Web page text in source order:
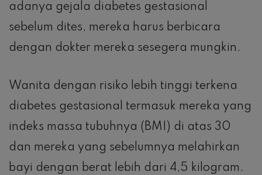
adanya gejala diabetes gestasional
sebelum dites, mereka harus berbicara
dengan dokter mereka sesegera mungkin.
Wanita dengan risiko lebih tinggi terkena
diabetes gestasional termasuk mereka yang
indeks massa tubuhnya (BMI) di atas 30
dan mereka yang sebelumnya melahirkan
bayi dengan berat lebih dari 4,5 kilogram.